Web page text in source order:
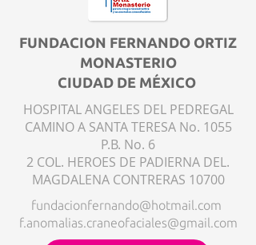
FUNDACION FERNANDO ORTIZ
MONASTERIO
CIUDAD DE MÉXICO
HOSPITAL ANGELES DEL PEDREGAL
CAMINO A SANTA TERESA No. 1055
P.B. No. 6
2 COL. HEROES DE PADIERNA DEL.
MAGDALENA CONTRERAS 10700
fundacionfernando@hotmail.com
f.anomalias.craneofaciales@gmail.com